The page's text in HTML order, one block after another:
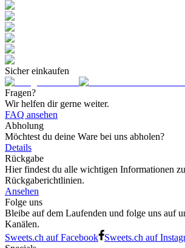
Sicher einkaufen
Fragen?
Wir helfen dir gerne weiter.
FAQ ansehen
Abholung
Möchtest du deine Ware bei uns abholen?
Details
Rückgabe
Hier findest du alle wichtigen Informationen
Rückgaberichtlinien.
Ansehen
Folge uns
Bleibe auf dem Laufenden und folge uns auf
Kanälen.
Sweets.ch auf Facebook
Sweets.ch auf